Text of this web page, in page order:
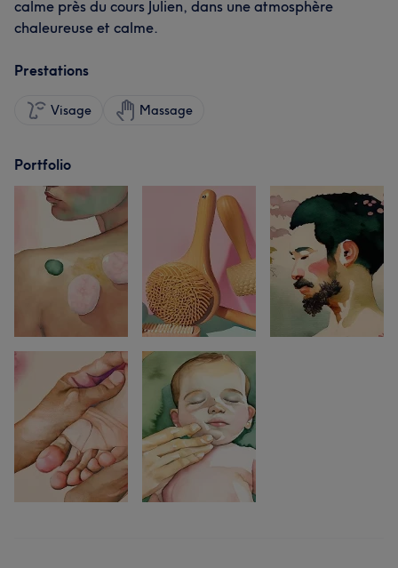
calme près du cours Julien, dans une atmosphère
chaleureuse et calme.
Prestations
Visage Massage
Portfolio